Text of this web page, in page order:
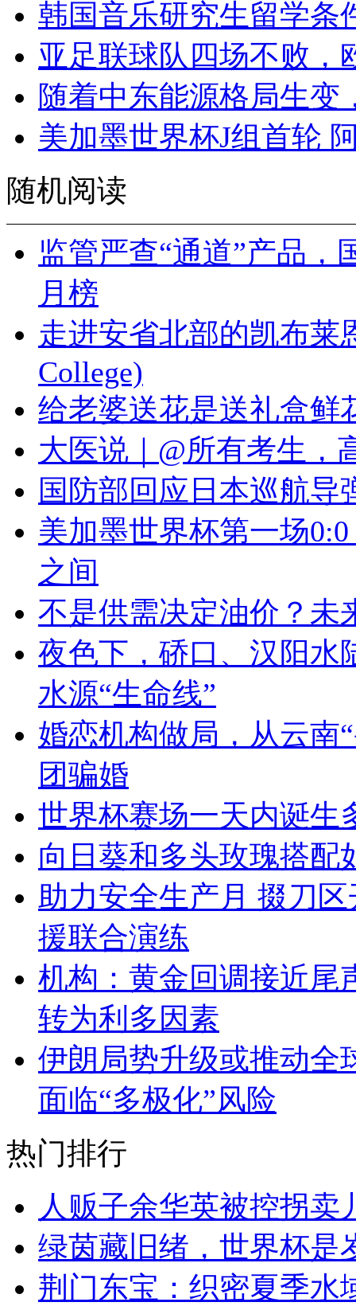
韩国音乐研究生留学条
亚足联球队四场不败，
随着中东能源格局生变
美加墨世界杯J组首轮
随机阅读
监管严查“通道”产品，
月榜
走进安省北部的凯布莱
College)
给老婆送花是送礼盒鲜
大医说｜@所有考生，
国防部回应日本巡航导
美加墨世界杯第一场
之间
不是供需决定油价？未
夜色下，硚口、汉阳水
水源“生命线”
婚恋机构做局，从云南
团骗婚
世界杯赛场一天内诞生
向日葵和多头玫瑰搭配
助力安全生产月 掇刀
援联合演练
机构：黄金回调接近尾
转为利多因素
伊朗局势升级或推动全
面临“多极化”风险
热门排行
人贩子余华英被控拐卖
绿茵藏旧绪，世界杯是
荆门东宝：织密夏季水